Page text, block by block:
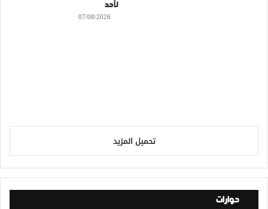
لأحد
07/08/2026
تحميل المزيد
حوارات